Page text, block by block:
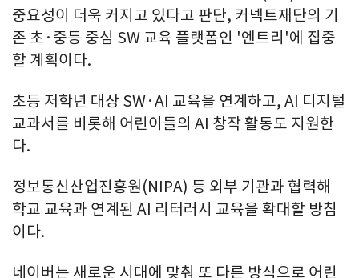
중요성이 더욱 커지고 있다고 판단, 커넥트재단의 기
존 초·중등 중심 SW 교육 플랫폼인 '엔트리'에 집중
할 계획이다.
초등 저학년 대상 SW·AI 교육을 연계하고, AI 디지털
교과서를 비롯해 어린이들의 AI 창작 활동도 지원한
다.
정보통신산업진흥원(NIPA) 등 외부 기관과 협력해
학교 교육과 연계된 AI 리터러시 교육을 확대할 방침
이다.
네이버는 새로운 시대에 맞춰 또 다른 방식으로 어린